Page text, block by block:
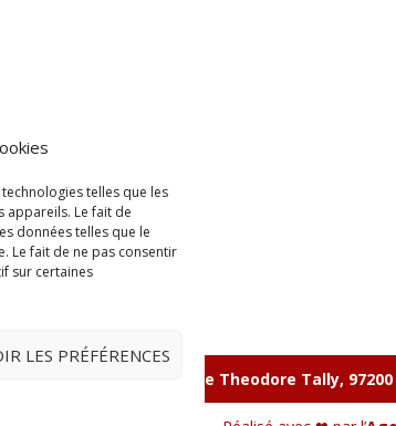
telles que les
appareils. Le fait de
données telles que le
Le fait de ne pas consentir
sur certaines
LES PRÉFÉRENCES
Cité Dillon 365 B rue Theodore Tally,